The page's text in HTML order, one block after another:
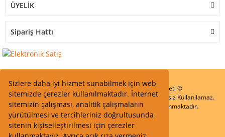
Sizlere daha iyi hizmet sunabilmek için web
sitemizde çerezler kullanılmaktadır. İnternet
sitemizin çalışması, analitik çalışmaların
yürütülmesi ve tercihleriniz doğrultusunda
sitenin kişiselleştirilmesi için çerezler
ÜYELİK
Sipariş Hattı
Start Elektronik Sanayi ve Ticaret Limited Şirketi ©
Resimler Yazılar ve İçeriklerin Tüm hakları saklıdır ve İzinsiz Kullanılamaz.
Kredi kartı bilgileriniz 256bit SSL Sertifikası ile Korunmaktadır.